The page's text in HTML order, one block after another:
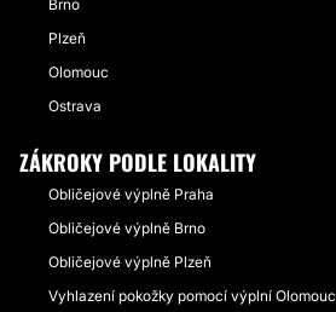
Brno
Plzeň
Olomouc
Ostrava
ZÁKROKY PODLE LOKALITY
Obličejové výplně Praha
Obličejové výplně Brno
Obličejové výplně Plzeň
Vyhlazení pokožky pomocí výplní Olomouc